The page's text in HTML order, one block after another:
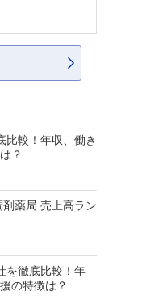
比較！年収、働き
？
剤薬局 売上高ラン
を徹底比較！年
の特徴は？